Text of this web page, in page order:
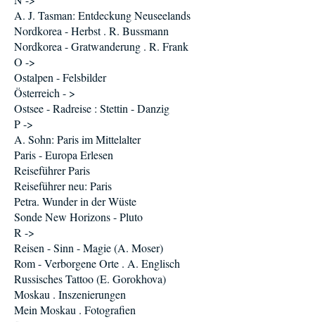
A. J. Tasman: Entdeckung Neuseelands
Nordkorea - Herbst . R. Bussmann
Nordkorea - Gratwanderung . R. Frank
O ->
Ostalpen - Felsbilder
Österreich - >
Ostsee - Radreise : Stettin - Danzig
P ->
A. Sohn: Paris im Mittelalter
Paris - Europa Erlesen
Reiseführer Paris
Reiseführer neu: Paris
Petra. Wunder in der Wüste
Sonde New Horizons - Pluto
R ->
Reisen - Sinn - Magie (A. Moser)
Rom - Verborgene Orte . A. Englisch
Russisches Tattoo (E. Gorokhova)
Moskau . Inszenierungen
Mein Moskau . Fotografien